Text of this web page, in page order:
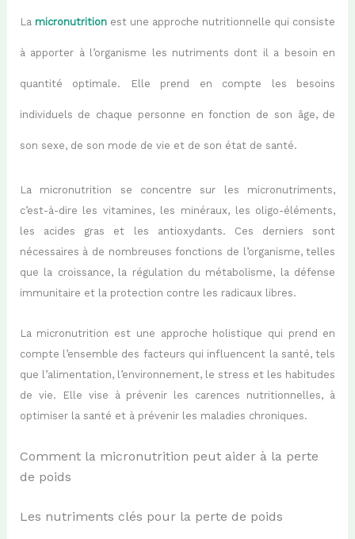
Lamicronutritionest une approche nutritionnelle qui consiste
à apporter à l’organisme les nutriments dont il a besoin en
quantité optimale. Elle prend en compte les besoins
individuels de chaque personne en fonction de son âge, de
son sexe, de son mode de vie et de son état de santé.
La micronutrition se concentre sur les micronutriments,
c’est-à-dire les vitamines, les minéraux, les oligo-éléments,
les acides gras et les antioxydants. Ces derniers sont
nécessaires à de nombreuses fonctions de l’organisme, telles
que la croissance, la régulation du métabolisme, la défense
immunitaire et la protection contre les radicaux libres.
La micronutrition est une approche holistique qui prend en
compte l’ensemble des facteurs qui influencent la santé, tels
que l’alimentation, l’environnement, le stress et les habitudes
de vie. Elle vise à prévenir les carences nutritionnelles, à
optimiser la santé et à prévenir les maladies chroniques.
Comment la micronutrition peut aider à la perte
de poids
Les nutriments clés pour la perte de poids